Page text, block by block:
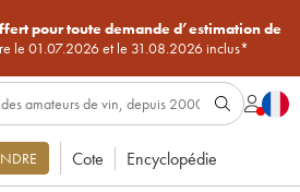
pour toute demande d’estimation de
le 01.07.2026 et le 31.08.2026 inclus*
Cote Encyclopédie